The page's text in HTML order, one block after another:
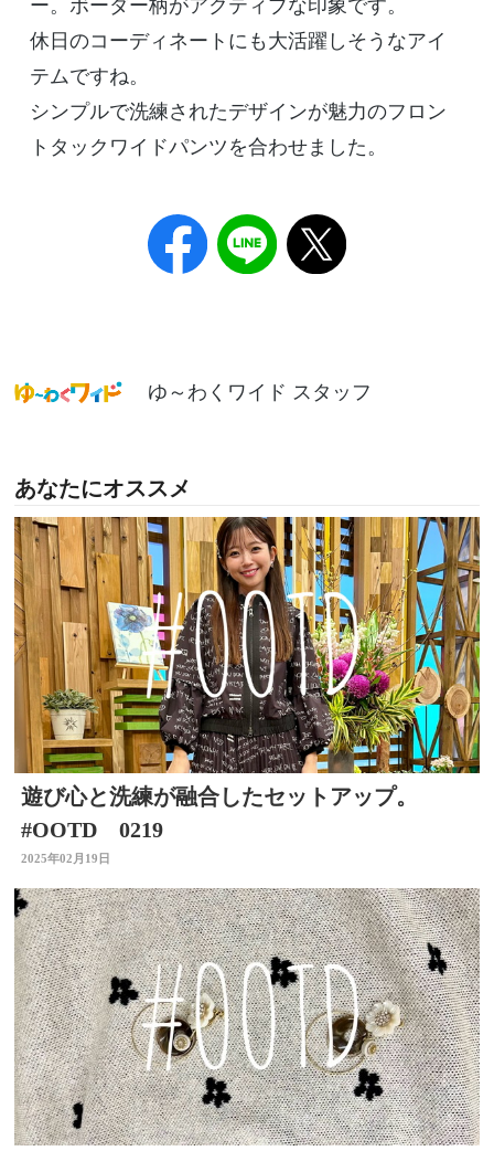
ー。ボーダー柄がアクティブな印象です。
休日のコーディネートにも大活躍しそうなアイ
テムですね。
シンプルで洗練されたデザインが魅力のフロン
トタックワイドパンツを合わせました。
ゆ～わくワイド スタッフ
あなたにオススメ
遊び心と洗練が融合したセットアップ。
#OOTD 0219
2025年02月19日